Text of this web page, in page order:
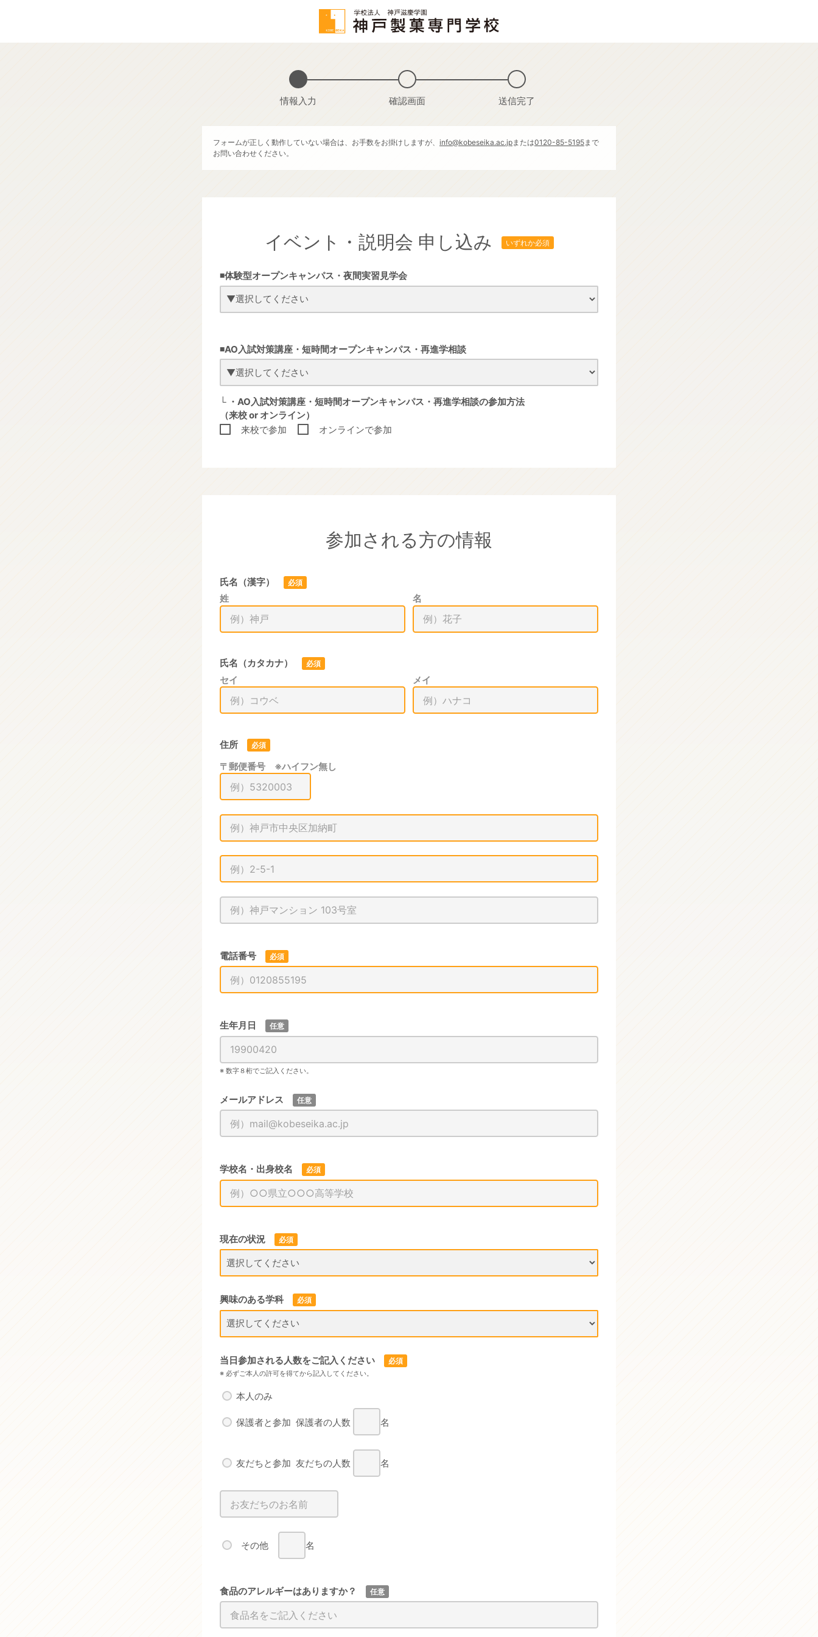
情報入力 確認画面 送信完了
フォームが正しく動作していない場合は、お手数をお掛けしますが、 info@kobeseika.ac.jpまたは0120-85-5195まで
お問い合わせください。
イベント・説明会 申し込み いずれか必須
◾️体験型オープンキャンパス・夜間実習見学会
◾️AO入試対策講座・短時間オープンキャンパス・再進学相談
└ ・AO入試対策講座・短時間オープンキャンパス・再進学相談の参加方法
（来校 or オンライン）
来校で参加
オンラインで参加
参加される方の情報
氏名（漢字） 必須
姓 名
氏名（カタカナ） 必須
セイ メイ
住所 必須
〒郵便番号 ※ハイフン無し
電話番号 必須
生年月日 任意
※ 数字８桁でご記入ください。
メールアドレス 任意
学校名・出身校名 必須
現在の状況 必須
興味のある学科 必須
当日参加される人数をご記入ください 必須
※ 必ずご本人の許可を得てから記入してください。
本人のみ
保護者と参加 保護者の人数 名
友だちと参加 友だちの人数 名
その他 名
食品のアレルギーはありますか？ 任意